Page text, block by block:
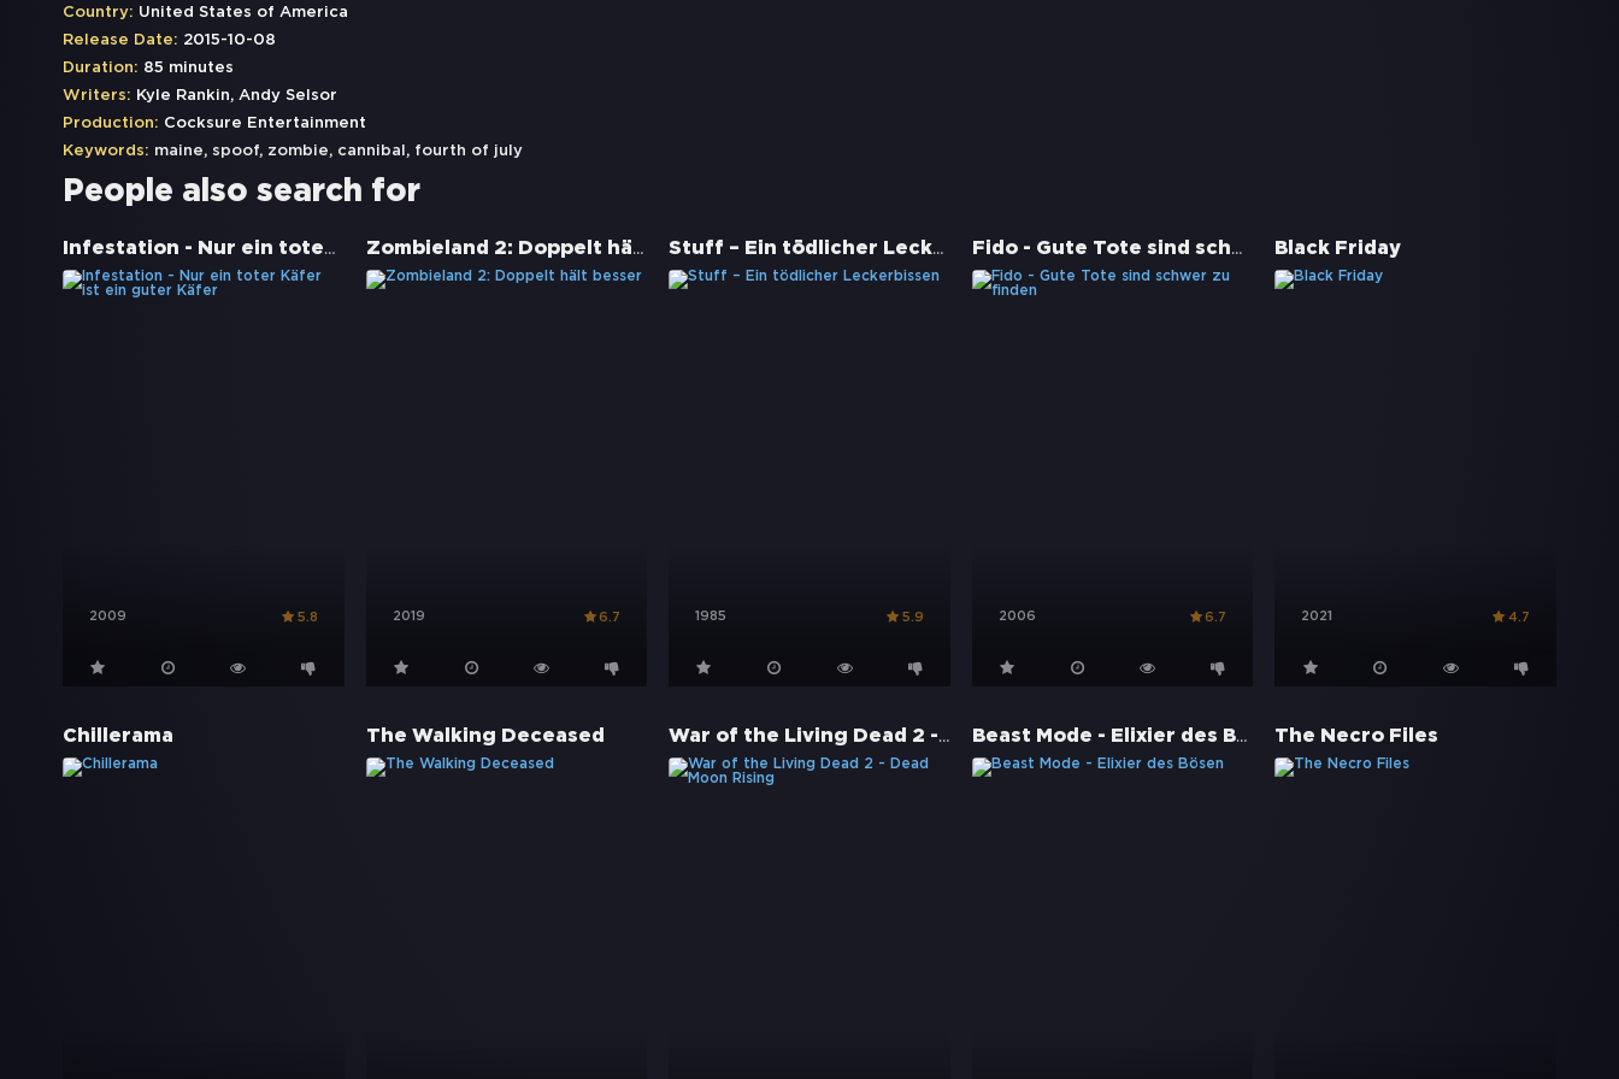
Country: United States of America
Release Date: 2015-10-08
Duration: 85 minutes
Writers: Kyle Rankin, Andy Selsor
Production: Cocksure Entertainment
Keywords: maine, spoof, zombie, cannibal , fourth of july
People also search for
Infestation - Nur ein toter Käfer ist ein guter Käfer
2009 5.8
Zombieland 2: Doppelt hält besser
2019 6.7
Stuff – Ein tödlicher Leckerbissen
1985 5.9
Fido - Gute Tote sind schwer zu finden
2006 6.7
Black Friday
2021 4.7
Chillerama The Walking Deceased War of the Living Dead 2 - Dead Moon Rising Beast Mode - Elixier des Bösen The Necro Files